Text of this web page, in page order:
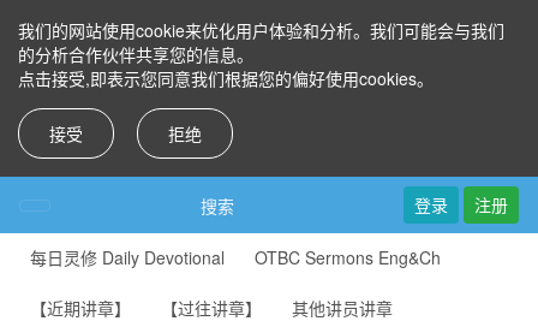
我们的网站使用cookie来优化用户体验和分析。我们可能会与我们
的分析合作伙伴共享您的信息。
点击接受,即表示您同意我们根据您的偏好使用cookies。
接受 拒绝
搜索 登录 注册
每日灵修 Daily Devotional OTBC Sermons Eng&Ch
【近期讲章】 【过往讲章】 其他讲员讲章